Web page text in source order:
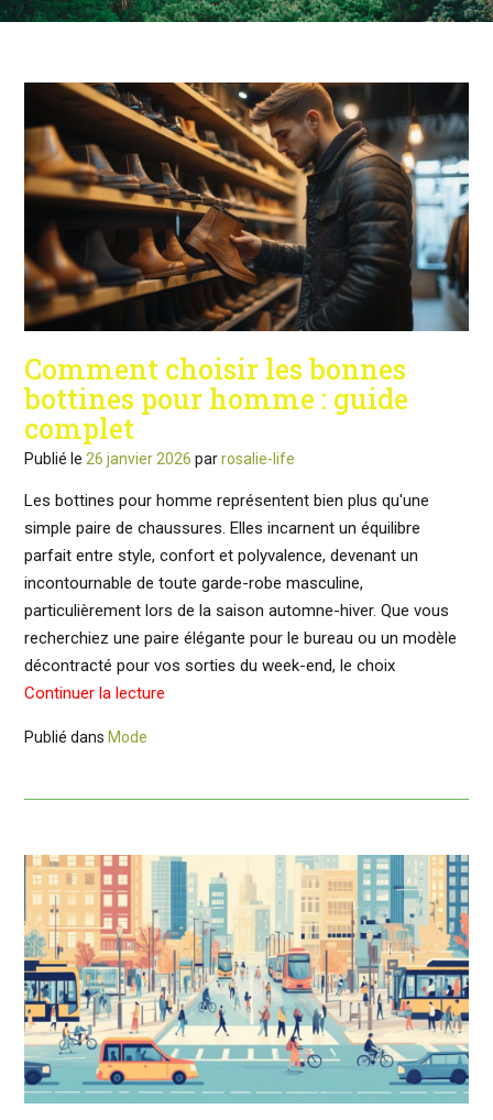
Comment choisir les bonnes
bottines pour homme : guide
complet
Publié le 26 janvier 2026 parrosalie-life
Les bottines pour homme représentent bien plus qu'une
simple paire de chaussures. Elles incarnent un équilibre
parfait entre style, confort et polyvalence, devenant un
incontournable de toute garde-robe masculine,
particulièrement lors de la saison automne-hiver. Que vous
recherchiez une paire élégante pour le bureau ou un modèle
décontracté pour vos sorties du week-end, le choix
Continuer la lecture
Publié dans Mode